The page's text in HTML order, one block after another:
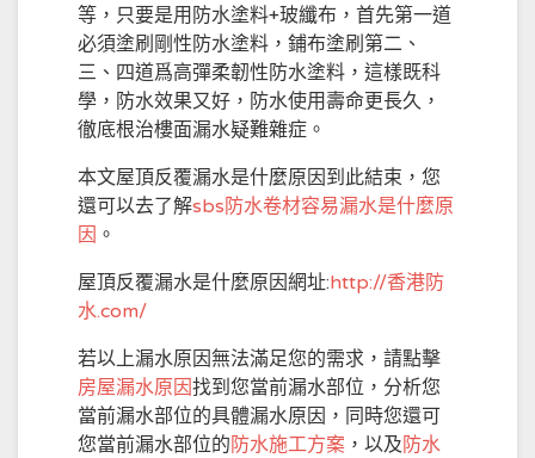
等，只要是用防水塗料+玻纖布，首先第一道
必須塗刷剛性防水塗料，鋪布塗刷第二、
三、四道爲高彈柔韌性防水塗料，這樣既科
學，防水效果又好，防水使用壽命更長久，
徹底根治樓面漏水疑難雜症。
本文屋頂反覆漏水是什麼原因到此結束，您
還可以去了解sbs防水卷材容易漏水是什麼原
因 。
屋頂反覆漏水是什麼原因網址:http://香港防
水.com/
若以上漏水原因無法滿足您的需求，請點擊
房屋漏水原因找到您當前漏水部位，分析您
當前漏水部位的具體漏水原因，同時您還可
您當前漏水部位的防水施工方案 ，以及防水